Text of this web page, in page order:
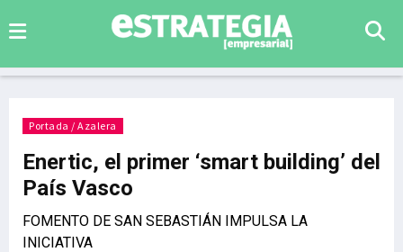
Portada / Azalera
Enertic, el primer ‘smart building’ del
País Vasco
FOMENTO DE SAN SEBASTIÁN IMPULSA LA
INICIATIVA